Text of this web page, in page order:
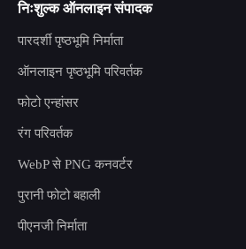
निःशुल्क ऑनलाइन संपादक
पारदर्शी पृष्ठभूमि निर्माता
ऑनलाइन पृष्ठभूमि परिवर्तक
फोटो एन्हांसर
रंग परिवर्तक
WebP से PNG कनवर्टर
पुरानी फोटो बहाली
पीएनजी निर्माता